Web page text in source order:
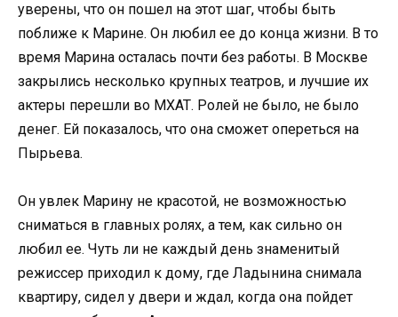
уверены, что он пошел на этот шаг, чтобы быть
поближе к Марине. Он любил ее до конца жизни. В то
время Марина осталась почти без работы. В Москве
закрылись несколько крупных театров, и лучшие их
актеры перешли во МХАТ. Ролей не было, не было
денег. Ей показалось, что она сможет опереться на
Пырьева.
Он увлек Марину не красотой, не возможностью
сниматься в главных ролях, а тем, как сильно он
любил ее. Чуть ли не каждый день знаменитый
режиссер приходил к дому, где Ладынина снимала
квартиру, сидел у двери и ждал, когда она пойдет